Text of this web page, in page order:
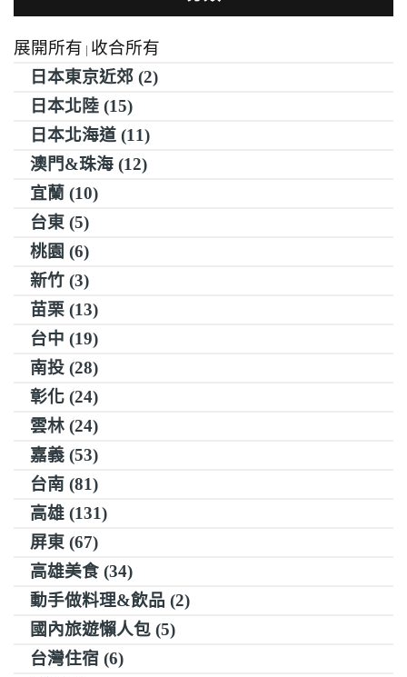
展開所有 | 收合所有
日本東京近郊 (2)
日本北陸 (15)
日本北海道 (11)
澳門&珠海 (12)
宜蘭 (10)
台東 (5)
桃園 (6)
新竹 (3)
苗栗 (13)
台中 (19)
南投 (28)
彰化 (24)
雲林 (24)
嘉義 (53)
台南 (81)
高雄 (131)
屏東 (67)
高雄美食 (34)
動手做料理&飲品 (2)
國內旅遊懶人包 (5)
台灣住宿 (6)